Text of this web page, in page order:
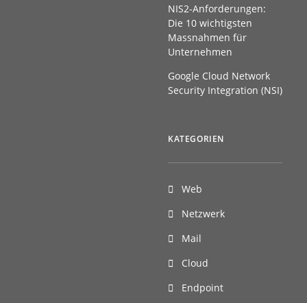
NIS2-Anforderungen:
Die 10 wichtigsten
Massnahmen für
Unternehmen
Google Cloud Network
Security Integration (NSI)
KATEGORIEN
Web
Netzwerk
Mail
Cloud
Endpoint